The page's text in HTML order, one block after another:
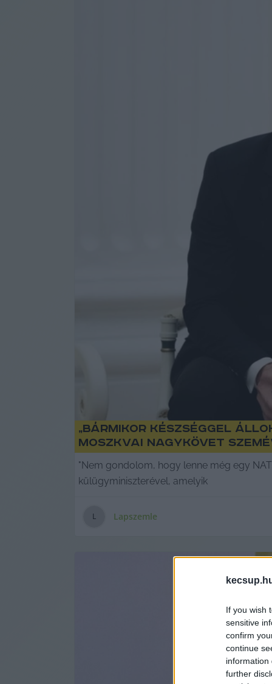
If you wish
sensitive
confirm
continue
information
further
„Bármikor készséggel
moszkvai nagykövet
"Nem gondolom, hogy lenne még egy
külügyminiszterével, amelyik
L Lapszemle